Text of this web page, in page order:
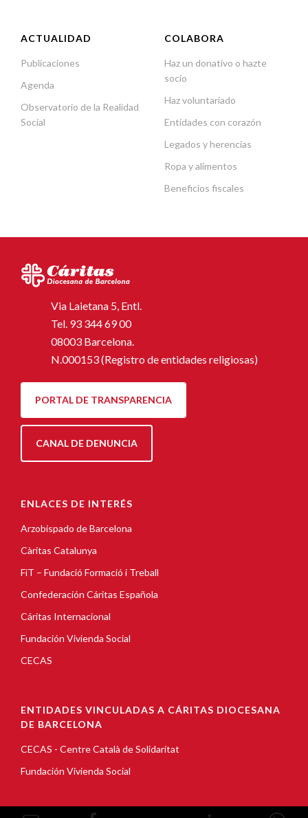
ACTUALIDAD
Publicaciones
Agenda
Observatorio de la Realidad
Social
COLABORA
Haz un donativo o hazte
socio
Haz voluntariado
Entidades con corazón
Legados y herencias
Ropa y alimentos
Beneficios fiscales
Via Laietana 5, Entl.
Tel. 93 344 69 00
08003 Barcelona.
N.000153 (Registro de entidades religiosas)
PORTAL DE TRANSPARENCIA
CANAL DE DENUNCIA
ENLACES DE INTERÉS
Arzobispado de Barcelona
Càritas Catalunya
FiT – Fundació Formació i Treball
Confederación Cáritas Española
Cáritas Internacional
Fundación Vivienda Social
CECAS
ENTIDADES VINCULADAS A CÁRITAS DIOCESANA
DE BARCELONA
CECAS - Centre Català de Solidaritat
Fundación Vivienda Social